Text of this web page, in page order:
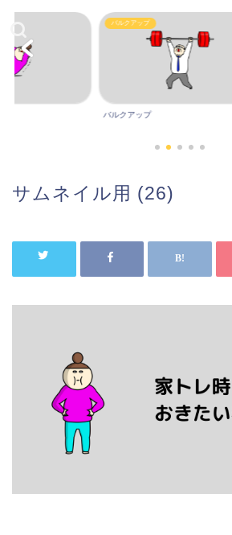
バルクアップ
バルクアップ
サムネイル用 (26)